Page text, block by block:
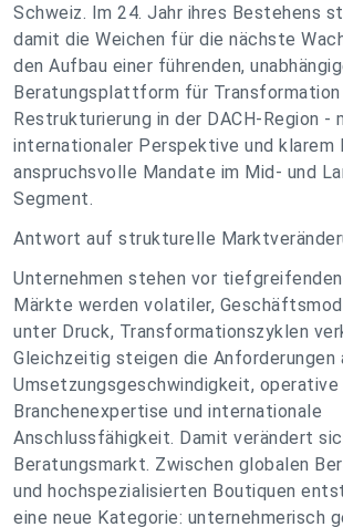
Schweiz. Im 24. Jahr ihres Bestehens
damit die Weichen für die nächste
den Aufbau einer führenden,
Beratungsplattform für Transformation
Restrukturierung in der DACH-Region -
internationaler Perspektive und klarem
anspruchsvolle Mandate im Mid- und
Segment.
Antwort auf strukturelle
Unternehmen stehen vor tiefgreifenden
Märkte werden volatiler,
unter Druck, Transformationszyklen
Gleichzeitig steigen die Anforderungen
Umsetzungsgeschwindigkeit, operative
Branchenexpertise und internationale
Anschlussfähigkeit. Damit verändert
Beratungsmarkt. Zwischen globalen
und hochspezialisierten Boutiquen
eine neue Kategorie: unternehmerisch